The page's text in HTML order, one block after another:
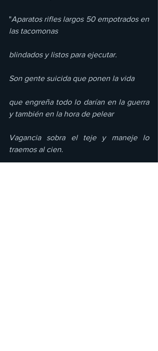
"Aparatos rifles largos 50 empotrados en
las tacomonas
blindados y listos para ejecutar.
Son gente suicida que ponen la vida
que engreña todo lo darían en la guerra
y también en la hora de pelear
Vagancia sobra el teje y maneje lo
traemos al cien.